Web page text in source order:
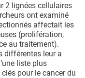
2 lignées cellulaires
ont examiné
affectait les
(prolifération,
au traitement).
différentes leur a
liste plus
pour le cancer du